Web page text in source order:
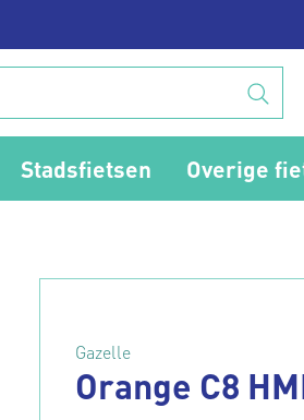
Stadsfietsen Overige
Gazelle
Orange C8